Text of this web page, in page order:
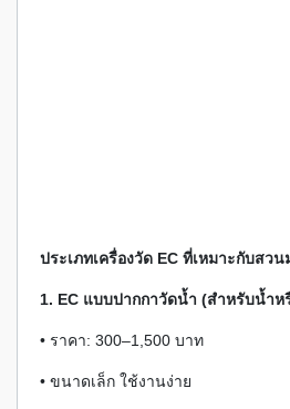
ประเภทเครื่องวัด EC ที่เหมาะกับสว
1. EC แบบปากกาวัดน้ำ (สำหรับน้ำห
• ราคา: 300–1,500 บาท
• ขนาดเล็ก ใช้งานง่าย